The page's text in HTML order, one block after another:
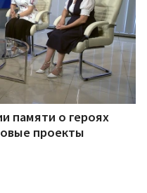
памяти о героях
проекты